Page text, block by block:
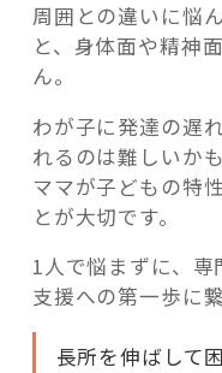
周囲との違いに悩
と、身体面や精神
ん。
わが子に発達の遅
れるのは難しいか
ママが子どもの特
とが大切です。
1人で悩まずに、
支援への第一歩に
長所を伸ばして